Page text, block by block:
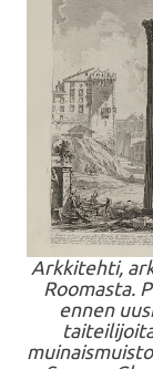
Arkkitehti,
Roomasta.
ennen